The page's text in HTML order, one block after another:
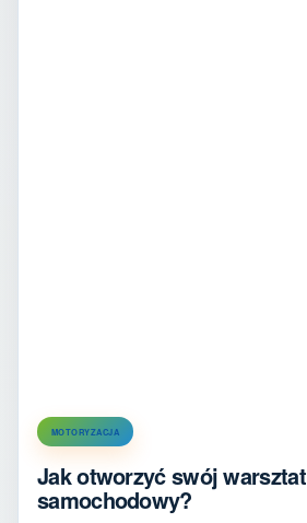
MOTORYZACJA
Jak otworzyć swój warsztat
samochodowy?